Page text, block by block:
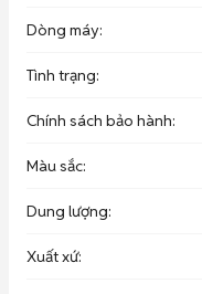
Dòng máy:
Tình trạng:
Chính sách bảo hành:
Màu sắc:
Dung lượng:
Xuất xứ: